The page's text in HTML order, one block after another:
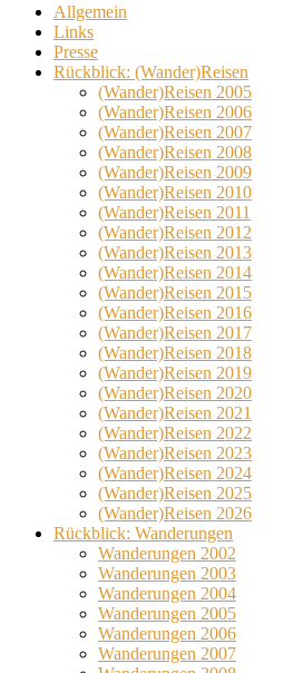
Allgemein
Links
Presse
Rückblick: (Wander)Reisen
(Wander)Reisen 2005
(Wander)Reisen 2006
(Wander)Reisen 2007
(Wander)Reisen 2008
(Wander)Reisen 2009
(Wander)Reisen 2010
(Wander)Reisen 2011
(Wander)Reisen 2012
(Wander)Reisen 2013
(Wander)Reisen 2014
(Wander)Reisen 2015
(Wander)Reisen 2016
(Wander)Reisen 2017
(Wander)Reisen 2018
(Wander)Reisen 2019
(Wander)Reisen 2020
(Wander)Reisen 2021
(Wander)Reisen 2022
(Wander)Reisen 2023
(Wander)Reisen 2024
(Wander)Reisen 2025
(Wander)Reisen 2026
Rückblick: Wanderungen
Wanderungen 2002
Wanderungen 2003
Wanderungen 2004
Wanderungen 2005
Wanderungen 2006
Wanderungen 2007